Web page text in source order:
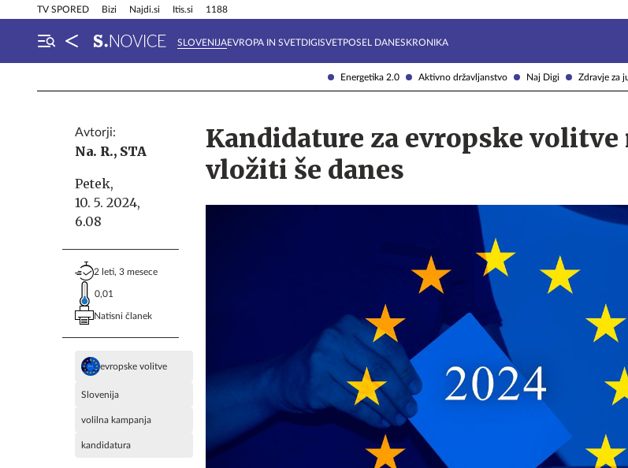
Energetika 2.0 Aktivno državljanstvo Naj Digi Zdravje za
TV SPORED Bizi Najdi.si Itis.si 1188
SLOVENIJAEVROPA IN SVETDIGISVETPOSEL DANESKRONIKA
Info in obvestila Tehnik
Avtorji:
Na. R., STA
Petek,
10. 5. 2024,
6.08
2 leti, 3 mesece
0,01
Natisni članek
evropske volitve
Slovenija
volilna kampanja
kandidatura
Kandidature za evropske volitve
vložiti še danes